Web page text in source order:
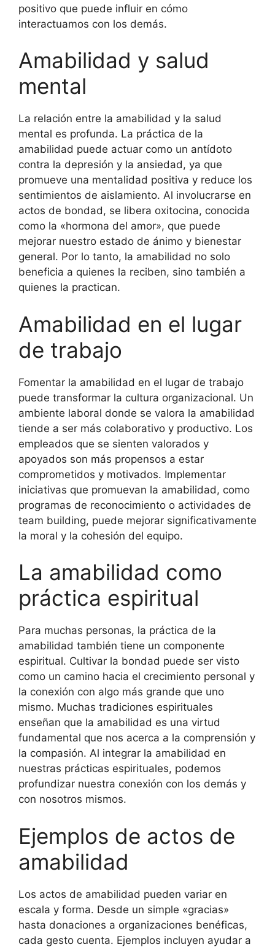
positivo que puede influir en cómo
interactuamos con los demás.
Amabilidad y salud
mental
La relación entre la amabilidad y la salud
mental es profunda. La práctica de la
amabilidad puede actuar como un antídoto
contra la depresión y la ansiedad, ya que
promueve una mentalidad positiva y reduce los
sentimientos de aislamiento. Al involucrarse en
actos de bondad, se libera oxitocina, conocida
como la «hormona del amor», que puede
mejorar nuestro estado de ánimo y bienestar
general. Por lo tanto, la amabilidad no solo
beneficia a quienes la reciben, sino también a
quienes la practican.
Amabilidad en el lugar
de trabajo
Fomentar la amabilidad en el lugar de trabajo
puede transformar la cultura organizacional. Un
ambiente laboral donde se valora la amabilidad
tiende a ser más colaborativo y productivo. Los
empleados que se sienten valorados y
apoyados son más propensos a estar
comprometidos y motivados. Implementar
iniciativas que promuevan la amabilidad, como
programas de reconocimiento o actividades de
team building, puede mejorar significativamente
la moral y la cohesión del equipo.
La amabilidad como
práctica espiritual
Para muchas personas, la práctica de la
amabilidad también tiene un componente
espiritual. Cultivar la bondad puede ser visto
como un camino hacia el crecimiento personal y
la conexión con algo más grande que uno
mismo. Muchas tradiciones espirituales
enseñan que la amabilidad es una virtud
fundamental que nos acerca a la comprensión y
la compasión. Al integrar la amabilidad en
nuestras prácticas espirituales, podemos
profundizar nuestra conexión con los demás y
con nosotros mismos.
Ejemplos de actos de
amabilidad
Los actos de amabilidad pueden variar en
escala y forma. Desde un simple «gracias»
hasta donaciones a organizaciones benéficas,
cada gesto cuenta. Ejemplos incluyen ayudar a